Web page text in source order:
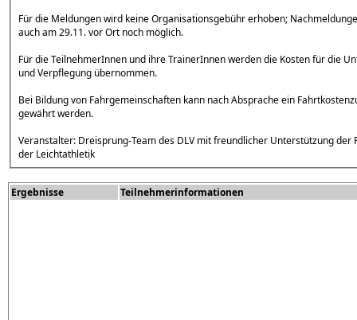
Für die Meldungen wird keine Organisationsgebühr erhoben;
auch am 29.11. vor Ort noch möglich.
Für die TeilnehmerInnen und ihre TrainerInnen werden die Kosten für die
und Verpflegung übernommen.
Bei Bildung von Fahrgemeinschaften kann nach Absprache ein
gewährt werden.
Veranstalter: Dreisprung-Team des DLV mit freundlicher Unterstützung der
der Leichtathletik
Ergebnisse Teilnehmerinformationen